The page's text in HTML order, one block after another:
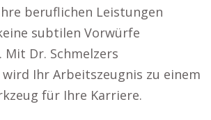
beruflichen Leistungen
subtilen Vorwürfe
Dr. Schmelzers
Ihr Arbeitszeugnis zu einem
für Ihre Karriere.